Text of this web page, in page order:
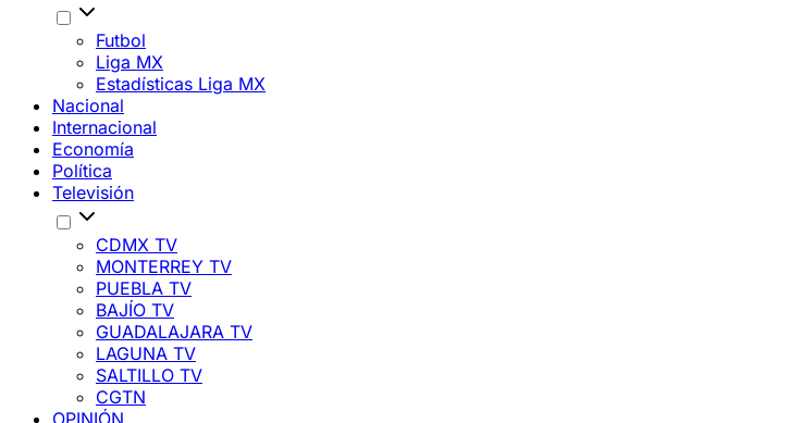
Futbol
Liga MX
Estadísticas Liga MX
Nacional
Internacional
Economía
Política
Televisión
CDMX TV
MONTERREY TV
PUEBLA TV
BAJÍO TV
GUADALAJARA TV
LAGUNA TV
SALTILLO TV
CGTN
OPINIÓN